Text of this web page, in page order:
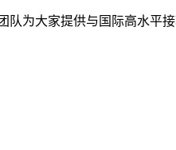
为大家提供与国际高水平